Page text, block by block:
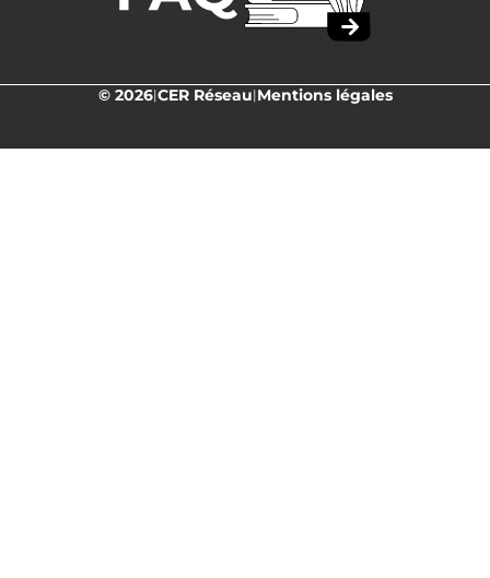
© 2026|CER Réseau|Mentions légales